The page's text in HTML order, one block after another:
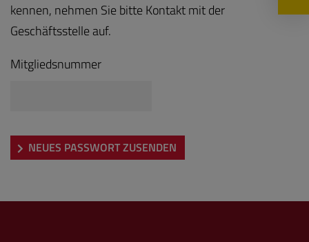
kennen, nehmen Sie bitte Kontakt mit der
Geschäftsstelle auf.
Mitgliedsnummer
NEUES PASSWORT ZUSENDEN